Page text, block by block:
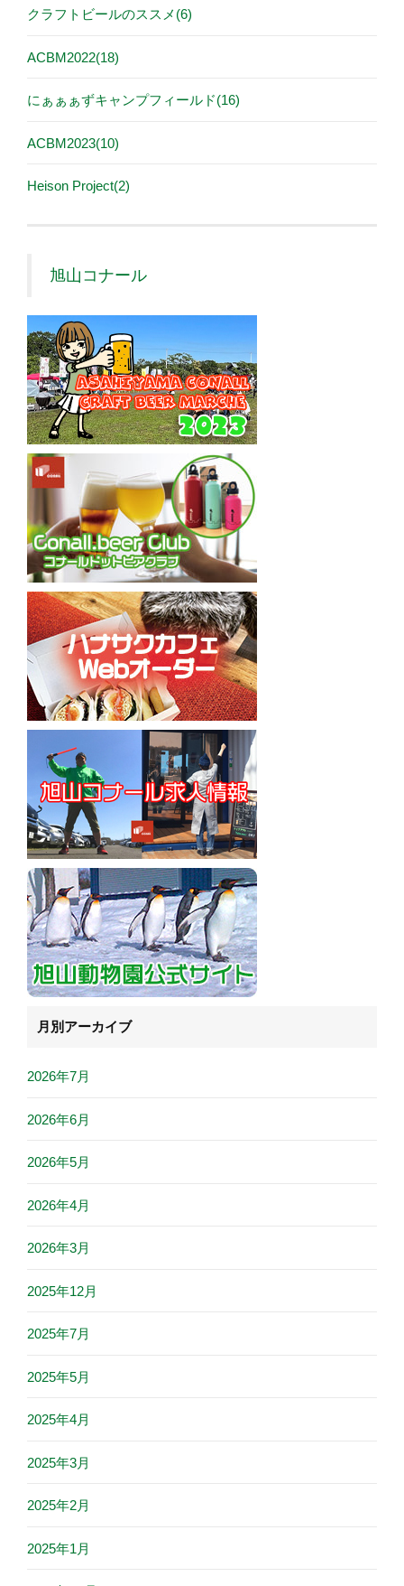
クラフトビールのススメ(6)
ACBM2022(18)
にぁぁぁずキャンプフィールド(16)
ACBM2023(10)
Heison Project(2)
旭山コナール
月別アーカイブ
2026年7月
2026年6月
2026年5月
2026年4月
2026年3月
2025年12月
2025年7月
2025年5月
2025年4月
2025年3月
2025年2月
2025年1月